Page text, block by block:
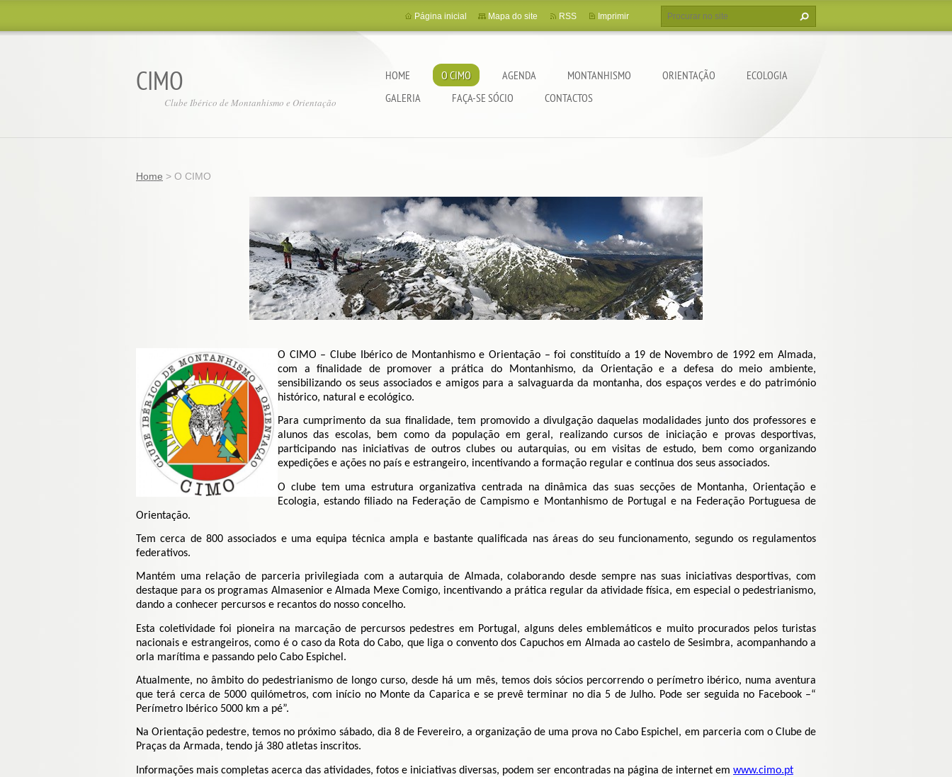
CIMO
Clube Ibérico de Montanhismo e Orientação
HOME O CIMO AGENDA MONTANHISMO ORIENTAÇÃO
ECOLOGIA
GALERIA
FAÇA-SE SÓCIO CONTACTOS
Página inicial Mapa do site RSS Imprimir
Home > O CIMO
O CIMO – Clube Ibérico de Montanhismo e Orientação – foi constituído a 19 de Novembro de 1992 em Almada,
com a finalidade de promover a prática do Montanhismo, da Orientação e a defesa do meio ambiente,
sensibilizando os seus associados e amigos para a salvaguarda da montanha, dos espaços verdes e do património
histórico, natural e ecológico.
Para cumprimento da sua finalidade, tem promovido a divulgação daquelas modalidades junto dos professores e
alunos das escolas, bem como da população em geral, realizando cursos de iniciação e provas desportivas,
participando nas iniciativas de outros clubes ou autarquias, ou em visitas de estudo, bem como organizando
expedições e ações no país e estrangeiro, incentivando a formação regular e continua dos seus associados.
O clube tem uma estrutura organizativa centrada na dinâmica das suas secções de Montanha, Orientação e
Ecologia, estando filiado na Federação de Campismo e Montanhismo de Portugal e na Federação Portuguesa de
Orientação.
Tem cerca de 800 associados e uma equipa técnica ampla e bastante qualificada nas áreas do seu funcionamento, segundo os regulamentos
federativos.
Mantém uma relação de parceria privilegiada com a autarquia de Almada, colaborando desde sempre nas suas iniciativas desportivas, com
destaque para os programas Almasenior e Almada Mexe Comigo, incentivando a prática regular da atividade física, em especial o pedestrianismo,
dando a conhecer percursos e recantos do nosso concelho.
Esta coletividade foi pioneira na marcação de percursos pedestres em Portugal, alguns deles emblemáticos e muito procurados pelos turistas
nacionais e estrangeiros, como é o caso da Rota do Cabo, que liga o convento dos Capuchos em Almada ao castelo de Sesimbra, acompanhando a
orla marítima e passando pelo Cabo Espichel.
Atualmente, no âmbito do pedestrianismo de longo curso, desde há um mês, temos dois sócios percorrendo o perímetro ibérico, numa aventura
que terá cerca de 5000 quilómetros, com início no Monte da Caparica e se prevê terminar no dia 5 de Julho. Pode ser seguida no Facebook –“
Perímetro Ibérico 5000 km a pé”.
Na Orientação pedestre, temos no próximo sábado, dia 8 de Fevereiro, a organização de uma prova no Cabo Espichel, em parceria com o Clube de
Praças da Armada, tendo já 380 atletas inscritos.
Informações mais completas acerca das atividades, fotos e iniciativas diversas, podem ser encontradas na página de internet em www.cimo.pt